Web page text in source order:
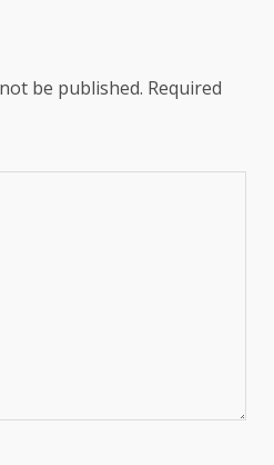
be published. Required